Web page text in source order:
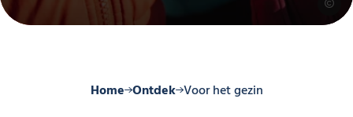
Home Ontdek Voor het gezin